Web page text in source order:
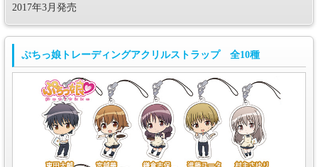
2017年3月発売
ぷちっ娘トレーディングアクリルストラップ 全10種